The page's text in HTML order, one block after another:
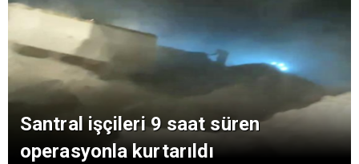
Santral işçileri 9 saat süren
operasyonla kurtarıldı